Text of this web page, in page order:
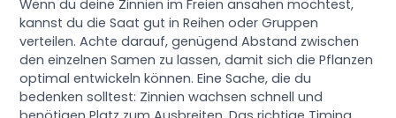
Wenn du deine Zinnien im Freien ansähen möchtest,
kannst du die Saat gut in Reihen oder Gruppen
verteilen. Achte darauf, genügend Abstand zwischen
den einzelnen Samen zu lassen, damit sich die Pflanzen
optimal entwickeln können. Eine Sache, die du
bedenken solltest: Zinnien wachsen schnell und